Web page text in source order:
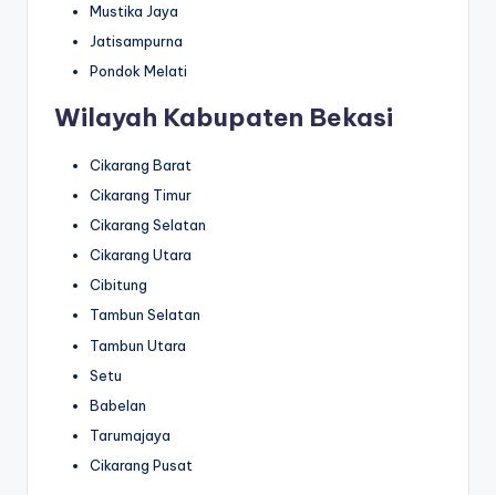
Mustika Jaya
Jatisampurna
Pondok Melati
Wilayah Kabupaten Bekasi
Cikarang Barat
Cikarang Timur
Cikarang Selatan
Cikarang Utara
Cibitung
Tambun Selatan
Tambun Utara
Setu
Babelan
Tarumajaya
Cikarang Pusat